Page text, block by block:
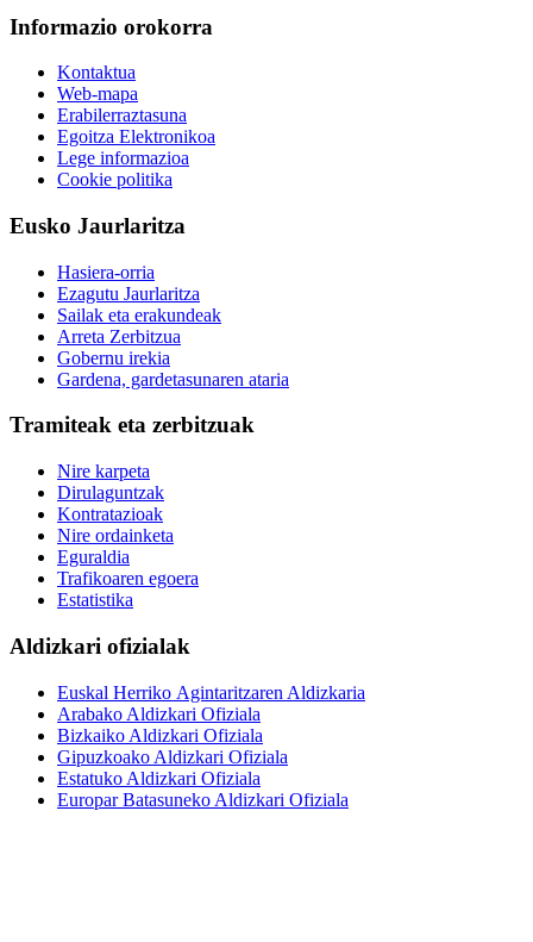
Informazio orokorra
Kontaktua
Web-mapa
Erabilerraztasuna
Egoitza Elektronikoa
Lege informazioa
Cookie politika
Eusko Jaurlaritza
Hasiera-orria
Ezagutu Jaurlaritza
Sailak eta erakundeak
Arreta Zerbitzua
Gobernu irekia
Gardena, gardetasunaren ataria
Tramiteak eta zerbitzuak
Nire karpeta
Dirulaguntzak
Kontratazioak
Nire ordainketa
Eguraldia
Trafikoaren egoera
Estatistika
Aldizkari ofizialak
Euskal Herriko Agintaritzaren Aldizkaria
Arabako Aldizkari Ofiziala
Bizkaiko Aldizkari Ofiziala
Gipuzkoako Aldizkari Ofiziala
Estatuko Aldizkari Ofiziala
Europar Batasuneko Aldizkari Ofiziala